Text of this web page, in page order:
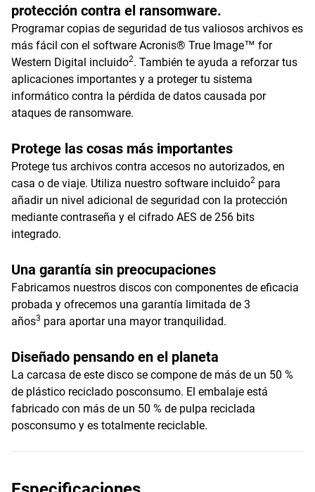
protección contra el ransomware.
Programar copias de seguridad de tus valiosos archivos es
más fácil con el software Acronis® True Image™ for
Western Digital incluido2. También te ayuda a reforzar tus
aplicaciones importantes y a proteger tu sistema
informático contra la pérdida de datos causada por
ataques de ransomware.
Protege las cosas más importantes
Protege tus archivos contra accesos no autorizados, en
casa o de viaje. Utiliza nuestro software incluido2 para
añadir un nivel adicional de seguridad con la protección
mediante contraseña y el cifrado AES de 256 bits
integrado.
Una garantía sin preocupaciones
Fabricamos nuestros discos con componentes de eficacia
probada y ofrecemos una garantía limitada de 3
años3 para aportar una mayor tranquilidad.
Diseñado pensando en el planeta
La carcasa de este disco se compone de más de un 50 %
de plástico reciclado posconsumo. El embalaje está
fabricado con más de un 50 % de pulpa reciclada
posconsumo y es totalmente reciclable.